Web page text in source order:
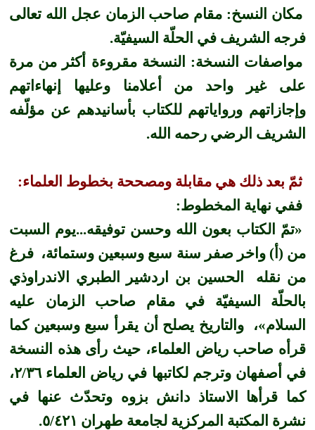
مكان النسخ: مقام صاحب الزمان عجل الله تعالى
فرجه الشريف في الحلّة السيفيّة.
مواصفات النسخة: النسخة مقروءة أكثر من مرة
على غير واحد من أعلامنا وعليها إنهاءاتهم
وإجازاتهم ورواياتهم للكتاب بأسانيدهم عن مؤلّفه
الشريف الرضي رحمه الله.
ثمّ بعد ذلك هي مقابلة ومصححة بخطوط العلماء:
ففي نهاية المخطوط:
«تمّ الكتاب بعون الله وحسن توفيقه...يوم السبت
من (أ) واخر صفر سنة سبع وسبعين وستمائة، فرغ
من نقله الحسين بن اردشير الطبري الاندراوذي
بالحلّة السيفيّة في مقام صاحب الزمان عليه
السلام»، والتاريخ يصلح أن يقرأ سبع وسبعين كما
قرأه صاحب رياض العلماء، حيث رأى هذه النسخة
في أصفهان وترجم لكاتبها في رياض العلماء ٢
/ ٣٦،
كما قرأها الاستاذ دانش بزوه وتحدّث عنها في
نشرة المكتبة المركزية لجامعة طهران ٥
/٤٢١.